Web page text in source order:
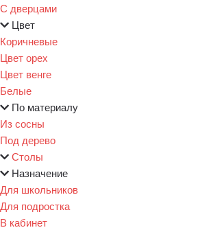
С дверцами
Цвет
Коричневые
Цвет орех
Цвет венге
Белые
По материалу
Из сосны
Под дерево
Столы
Назначение
Для школьников
Для подростка
В кабинет